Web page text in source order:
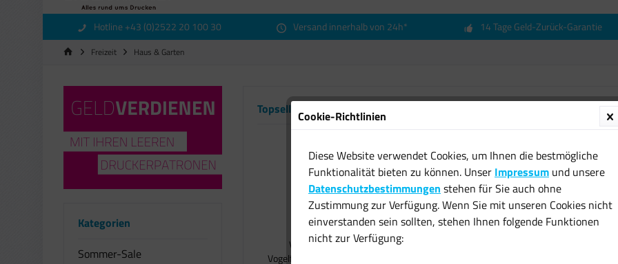
Hotline +43 (0)2522 20 100 30 Versand innerhalb von 24h* 14 Tage Geld-Zurück-Garantie
Freizeit Haus & Garten
Kategorien
Sommer-Sale
Topseller
Vogelfutterstation
Vogelfutterspender Station...
Cookie-Richtlinien
Diese Website verwendet Cookies, um Ihnen die bestmögliche
Funktionalität bieten zu können. Unser Impressum und unsere
Datenschutzbestimmungen stehen für Sie auch ohne
Zustimmung zur Verfügung. Wenn Sie mit unseren Cookies nicht
einverstanden sein sollten, stehen Ihnen folgende Funktionen
nicht zur Verfügung: